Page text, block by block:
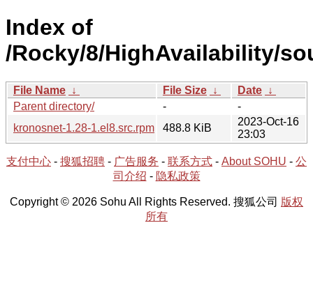
Index of
/Rocky/8/HighAvailability/
File Name ↓ File Size ↓ Date ↓
Parent directory/
-
-
kronosnet-1.28-1.el8.src.rpm
488.8 KiB
2023-Oct-16
23:03
支付中心 - 搜狐招聘 - 广告服务 - 联系方式 - About SOHU - 公
司介绍 - 隐私政策
Copyright © 2026 Sohu All Rights Reserved. 搜狐公司 版权
所有